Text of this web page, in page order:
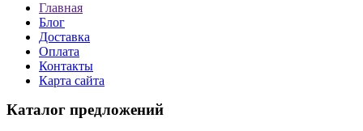
Главная
Блог
Доставка
Оплата
Контакты
Карта сайта
Каталог предложений